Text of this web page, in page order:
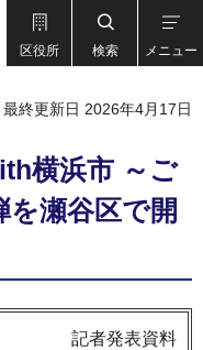
区役所 検索 メニュー
最終更新日 2026年4月17日
横浜市 ～ご
瀬谷区で開
記者発表資料